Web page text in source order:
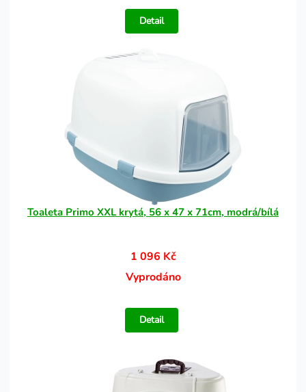
Detail
Toaleta Primo XXL krytá, 56 x 47 x 71cm, modrá/bílá
1 096 Kč
Vyprodáno
Detail